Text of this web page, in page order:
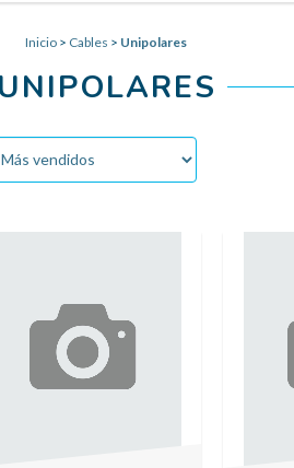
Inicio > Cables > Unipolares
UNIPOLARES